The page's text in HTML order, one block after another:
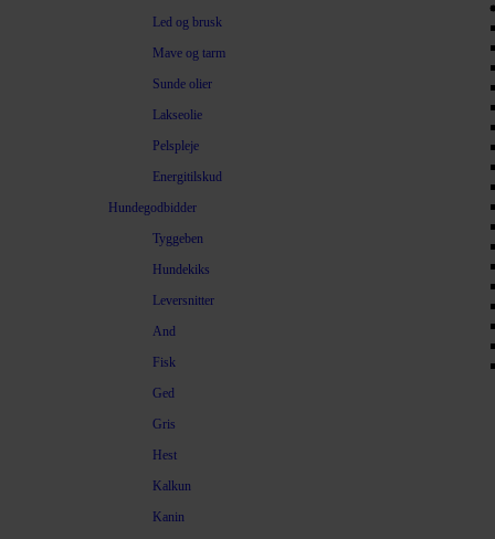
Led og brusk
Mave og tarm
Sunde olier
Lakseolie
Pelspleje
Energitilskud
Hundegodbidder
Tyggeben
Hundekiks
Leversnitter
And
Fisk
Ged
Gris
Hest
Kalkun
Kanin